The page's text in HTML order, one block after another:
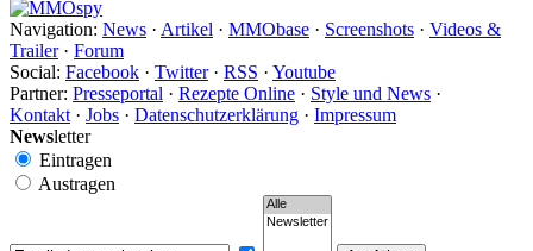
Navigation: News · Artikel · MMObase · Screenshots · Videos &
Trailer· Forum
Social: Facebook · Twitter· RSS · Youtube
Partner: Presseportal · Rezepte Online · Style und News ·
Kontakt · Jobs · Datenschutzerklärung · Impressum
Newsletter
Eintragen
Austragen